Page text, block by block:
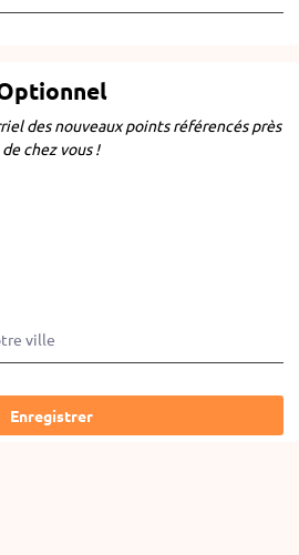
des nouveaux points référencés près
de chez vous !
ville